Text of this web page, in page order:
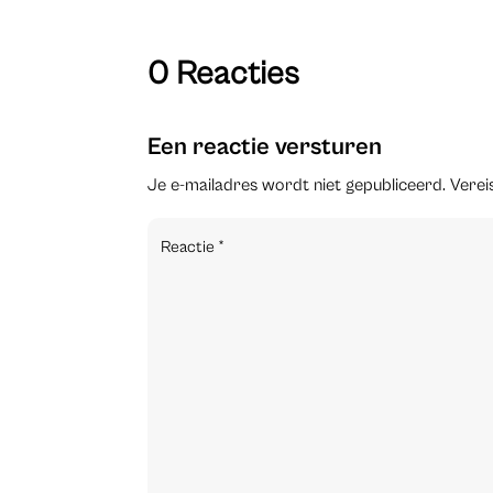
0 Reacties
Een reactie versturen
Je e-mailadres wordt niet gepubliceerd.